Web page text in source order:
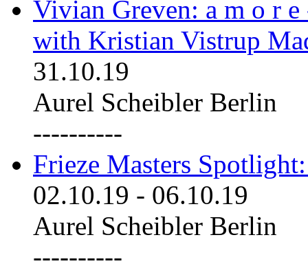
Vivian Greven: a m o r
with Kristian Vistrup
31.10.19
Aurel Scheibler Berlin
----------
Frieze Masters
02.10.19 - 06.10.19
Aurel Scheibler Berlin
----------